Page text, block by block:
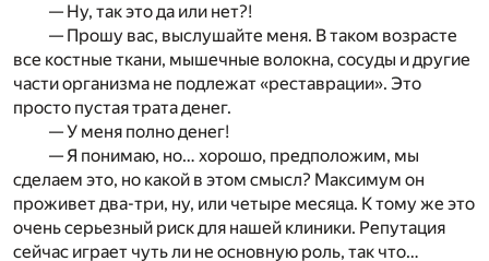
— Ну, так это да или нет?!
— Прошу вас, выслушайте меня. В таком возрасте
все костные ткани, мышечные волокна, сосуды и другие
части организма не подлежат «реставрации». Это
просто пустая трата денег.
— У меня полно денег!
— Я понимаю, но… хорошо, предположим, мы
сделаем это, но какой в этом смысл? Максимум он
проживет два-три, ну, или четыре месяца. К тому же это
очень серьезный риск для нашей клиники. Репутация
сейчас играет чуть ли не основную роль, так что…